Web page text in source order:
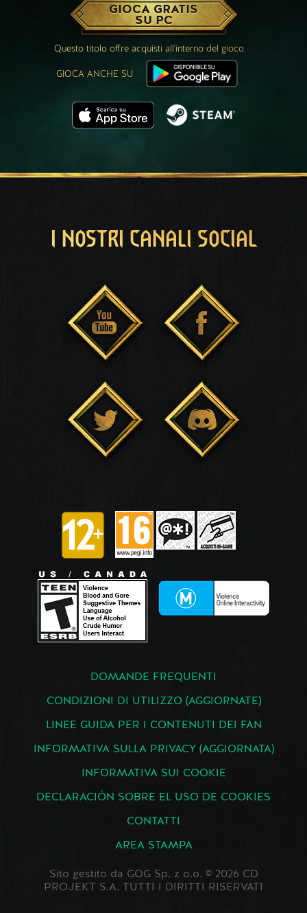
GIOCA GRATIS
SU PC
Questo titolo offre acquisti all'interno del gioco.
GIOCA ANCHE SU
I NOSTRI CANALI SOCIAL
DOMANDE FREQUENTI
CONDIZIONI DI UTILIZZO (AGGIORNATE)
LINEE GUIDA PER I CONTENUTI DEI FAN
INFORMATIVA SULLA PRIVACY (AGGIORNATA)
INFORMATIVA SUI COOKIE
DECLARACIÓN SOBRE EL USO DE COOKIES
CONTATTI
AREA STAMPA
Sito gestito da GOG Sp. z o.o. © 2026 CD
PROJEKT S.A. TUTTI I DIRITTI RISERVATI